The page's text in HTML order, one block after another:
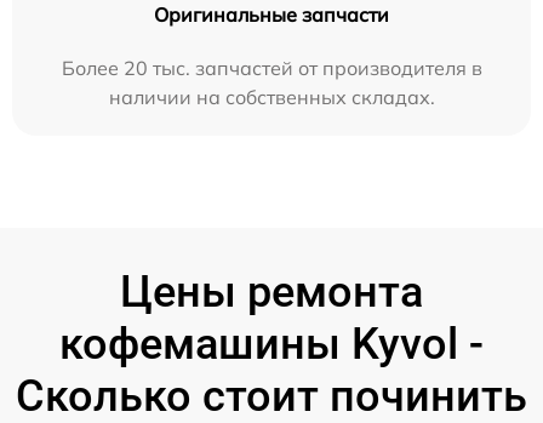
Оригинальные запчасти
Более 20 тыс. запчастей от производителя в
наличии на собственных складах.
Цены ремонта
кофемашины Kyvol -
Сколько стоит починить